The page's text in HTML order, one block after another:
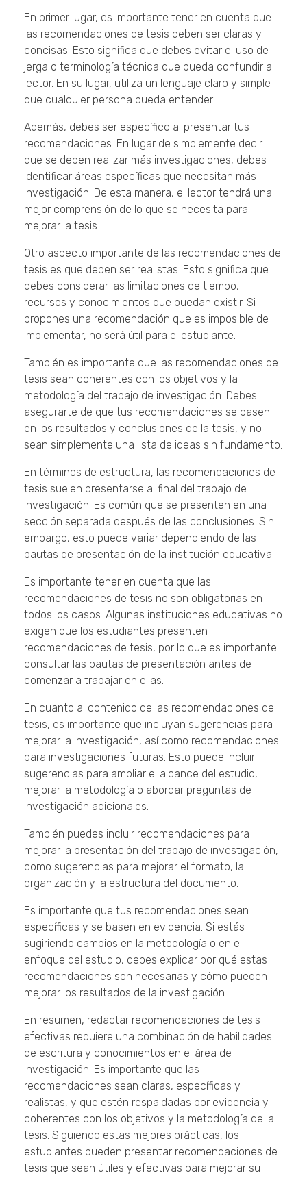
En primer lugar, es importante tener en cuenta que
las recomendaciones de tesis deben ser claras y
concisas. Esto significa que debes evitar el uso de
jerga o terminología técnica que pueda confundir al
lector. En su lugar, utiliza un lenguaje claro y simple
que cualquier persona pueda entender.
Además, debes ser específico al presentar tus
recomendaciones. En lugar de simplemente decir
que se deben realizar más investigaciones, debes
identificar áreas específicas que necesitan más
investigación. De esta manera, el lector tendrá una
mejor comprensión de lo que se necesita para
mejorar la tesis.
Otro aspecto importante de las recomendaciones de
tesis es que deben ser realistas. Esto significa que
debes considerar las limitaciones de tiempo,
recursos y conocimientos que puedan existir. Si
propones una recomendación que es imposible de
implementar, no será útil para el estudiante.
También es importante que las recomendaciones de
tesis sean coherentes con los objetivos y la
metodología del trabajo de investigación. Debes
asegurarte de que tus recomendaciones se basen
en los resultados y conclusiones de la tesis, y no
sean simplemente una lista de ideas sin fundamento.
En términos de estructura, las recomendaciones de
tesis suelen presentarse al final del trabajo de
investigación. Es común que se presenten en una
sección separada después de las conclusiones. Sin
embargo, esto puede variar dependiendo de las
pautas de presentación de la institución educativa.
Es importante tener en cuenta que las
recomendaciones de tesis no son obligatorias en
todos los casos. Algunas instituciones educativas no
exigen que los estudiantes presenten
recomendaciones de tesis, por lo que es importante
consultar las pautas de presentación antes de
comenzar a trabajar en ellas.
En cuanto al contenido de las recomendaciones de
tesis, es importante que incluyan sugerencias para
mejorar la investigación, así como recomendaciones
para investigaciones futuras. Esto puede incluir
sugerencias para ampliar el alcance del estudio,
mejorar la metodología o abordar preguntas de
investigación adicionales.
También puedes incluir recomendaciones para
mejorar la presentación del trabajo de investigación,
como sugerencias para mejorar el formato, la
organización y la estructura del documento.
Es importante que tus recomendaciones sean
específicas y se basen en evidencia. Si estás
sugiriendo cambios en la metodología o en el
enfoque del estudio, debes explicar por qué estas
recomendaciones son necesarias y cómo pueden
mejorar los resultados de la investigación.
En resumen, redactar recomendaciones de tesis
efectivas requiere una combinación de habilidades
de escritura y conocimientos en el área de
investigación. Es importante que las
recomendaciones sean claras, específicas y
realistas, y que estén respaldadas por evidencia y
coherentes con los objetivos y la metodología de la
tesis. Siguiendo estas mejores prácticas, los
estudiantes pueden presentar recomendaciones de
tesis que sean útiles y efectivas para mejorar su